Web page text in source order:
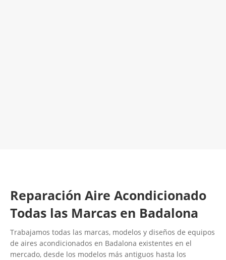
Reparación Aire Acondicionado
Todas las Marcas en Badalona
Trabajamos todas las marcas, modelos y diseños de equipos
de aires acondicionados en Badalona existentes en el
mercado, desde los modelos más antiguos hasta los